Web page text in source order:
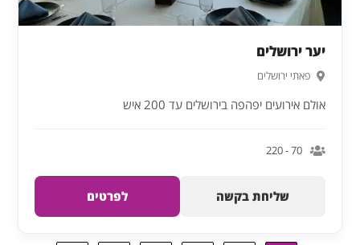
יער ירושלים
פאתי ירושלים
אולם אירועים יפהפה בירושלים עד 200 איש
70 - 220
שליחת בקשה לפרטים